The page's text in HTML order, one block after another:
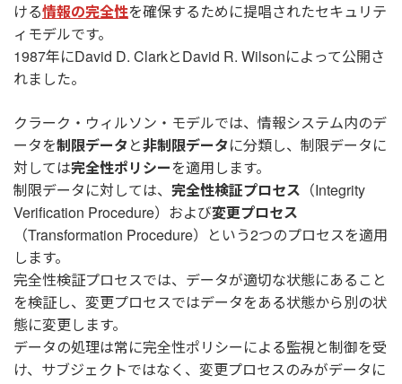
ける情報の完全性を確保するために提唱されたセキュリテ
ィモデルです。
1987年にDavid D. ClarkとDavid R. Wilsonによって公開さ
れました。
クラーク・ウィルソン・モデルでは、情報システム内のデ
ータを制限データ と非制限データに分類し、制限データに
対しては完全性ポリシーを適用します。
制限データに対しては、 完全性検証プロセス （Integrity
Verification Procedure）および変更プロセス
（Transformation Procedure）という2つのプロセスを適用
します。
完全性検証プロセスでは、データが適切な状態にあること
を検証し、変更プロセスではデータをある状態から別の状
態に変更します。
データの処理は常に完全性ポリシーによる監視と制御を受
け、サブジェクトではなく、変更プロセスのみがデータに